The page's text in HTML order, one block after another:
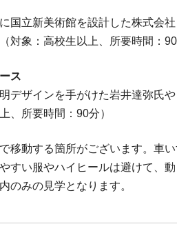
国立新美術館を設計した株式会
対象：高校生以上、所要時間：90
ス
デザインを手がけた岩井達弥氏
、所要時間：90分）
移動する箇所がございます。車
すい服やハイヒールは避けて、
のみの見学となります。